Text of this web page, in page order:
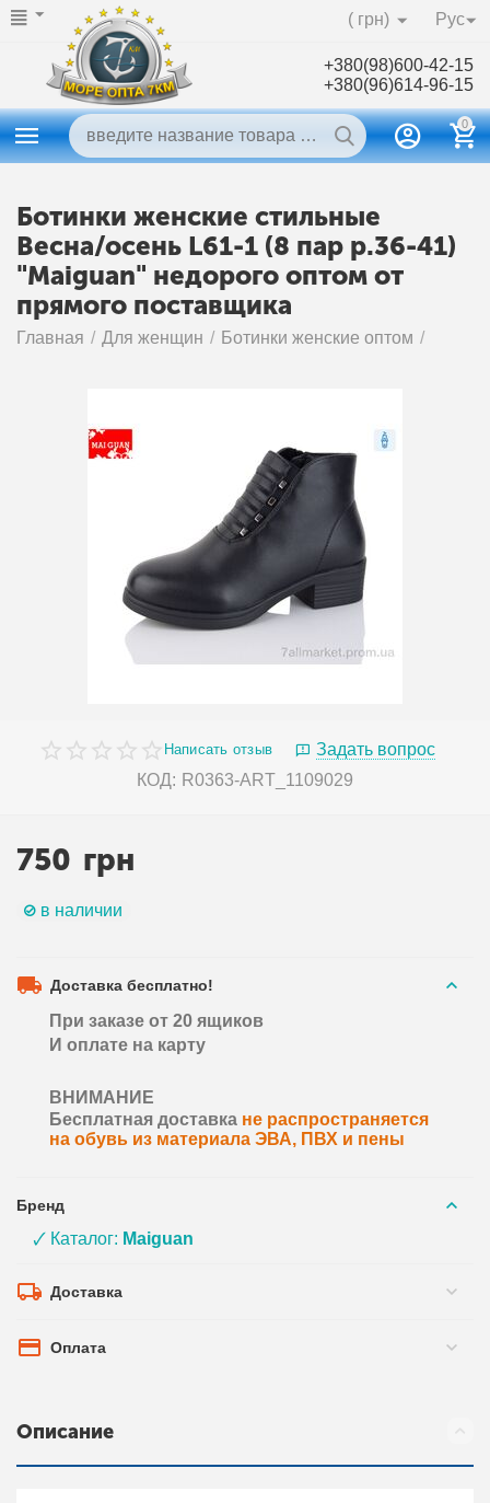
Рус
( грн)
+380(98)600-42-15
+380(96)614-96-15
0
Ботинки женские стильные
Весна/осень L61-1 (8 пар р.36-41)
"Maiguan" недорого оптом от
прямого поставщика
Главная / Для женщин / Ботинки женские оптом /
Написать отзыв
Задать вопрос
КОД: R0363-ART_1109029
750 грн
в наличии
Доставка бесплатно!
При заказе от 20 ящиков
И оплате на карту
ВНИМАНИЕ
Бесплатная доставка не распространяется
на обувь из материала ЭВА, ПВХ и пены
Бренд
🗸 Каталог: Maiguan
Доставка
Оплата
Описание